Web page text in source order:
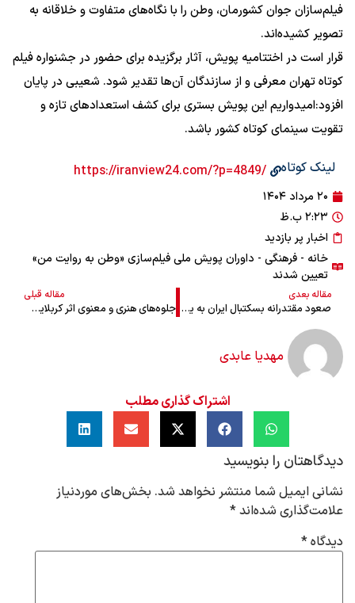
فیلم‌سازان جوان کشورمان، وطن را با نگاه‌های متفاوت و خلاقانه به
تصویر کشیده‌اند.
قرار است در اختتامیه پویش، آثار برگزیده برای حضور در جشنواره فیلم
کوتاه تهران معرفی و از سازندگان آن‌ها تقدیر شود. شعیبی در پایان
افزود:امیدواریم این پویش بستری برای کشف استعدادهای تازه و
تقویت سینمای کوتاه کشور باشد.
لینک کوتاه /https://iranview24.com/?p=4849
۲۰ مرداد ۱۴۰۴
۲:۲۳ ب.ظ
اخبار پر بازدید
خانه - فرهنگی - داوران پویش ملی فیلم‌سازی «وطن به روایت من»
تعیین شدند
مقاله بعدی
صعود مقتدرانه بسکتبال ایران به یک‌چهارم نهایی
مقاله قبلی
جلوه‌های هنری و معنوی اثر کربلایی مرحوم فرشچیان در نگاه علی عاتب
مهدیا عابدی
اشتراک گذاری مطلب
دیدگاهتان را بنویسید
نشانی ایمیل شما منتشر نخواهد شد. بخش‌های موردنیاز
علامت‌گذاری شده‌اند*
دیدگاه*